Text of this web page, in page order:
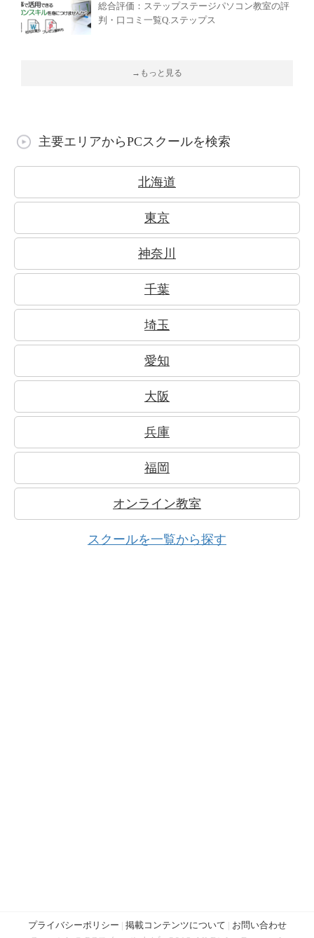
総合評価：ステップステージパソコン教室の評
判・口コミ一覧Q.ステップス
→もっと見る
主要エリアからPCスクールを検索
北海道
東京
神奈川
千葉
埼玉
愛知
大阪
兵庫
福岡
オンライン教室
スクールを一覧から探す
プライバシーポリシー | 掲載コンテンツについて | お問い合わせ